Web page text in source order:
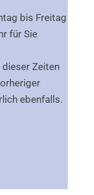
bis Freitag
für Sie
Zeiten
ebenfalls.